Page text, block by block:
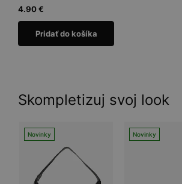
4.90 €
Pridať do košíka
Skompletizuj svoj look
Novinky Novinky